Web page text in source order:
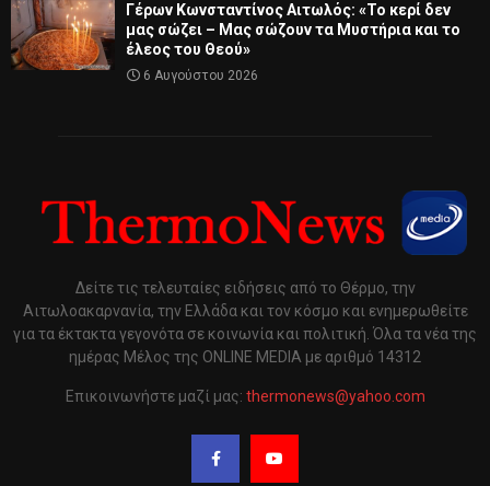
Γέρων Κωνσταντίνος Αιτωλός: «Το κερί δεν
μας σώζει – Μας σώζουν τα Μυστήρια και το
έλεος του Θεού»
6 Αυγούστου 2026
Δείτε τις τελευταίες ειδήσεις από το Θέρμο, την
Αιτωλοακαρνανία, την Ελλάδα και τον κόσμο και ενημερωθείτε
για τα έκτακτα γεγονότα σε κοινωνία και πολιτική. Όλα τα νέα της
ημέρας Μέλος της ONLINE MEDIA με αριθμό 14312
Επικοινωνήστε μαζί μας: thermonews@yahoo.com